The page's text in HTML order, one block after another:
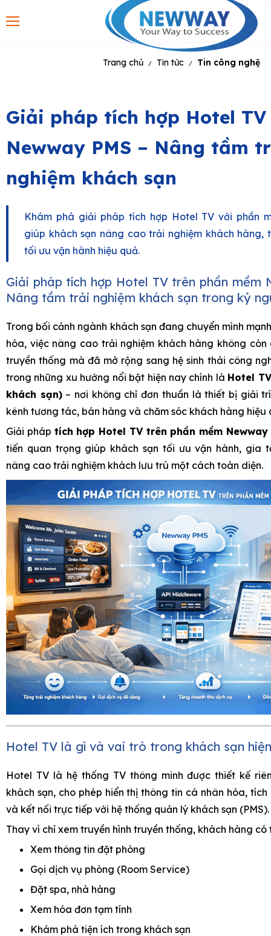
Trang chủ / Tin tức / Tin công nghệ
Giải pháp tích hợp Hotel
Newway PMS – Nâng tầm
nghiệm khách sạn
Khám phá giải pháp tích hợp Hotel TV với phần
giúp khách sạn nâng cao trải nghiệm khách hàng,
tối ưu vận hành hiệu quả.
Giải pháp tích hợp Hotel TV trên phần mềm
Nâng tầm trải nghiệm khách sạn trong kỷ
Trong bối cảnh ngành khách sạn đang chuyển mình
hóa, việc nâng cao trải nghiệm khách hàng không
truyền thống mà đã mở rộng sang hệ sinh thái công
trong những xu hướng nổi bật hiện nay chính là Hotel
khách sạn)– nơi không chỉ đơn thuần là thiết bị giải
kênh tương tác, bán hàng và chăm sóc khách hàng hiệu
Giải pháp tích hợp Hotel TV trên phần mềm Newway
tiến quan trọng giúp khách sạn tối ưu vận hành, gia
nâng cao trải nghiệm khách lưu trú một cách toàn diện.
Hotel TV là gì và vai trò trong khách sạn
Hotel TV là hệ thống TV thông minh được thiết kế
khách sạn, cho phép hiển thị thông tin cá nhân hóa,
và kết nối trực tiếp với hệ thống quản lý khách sạn (PMS).
Thay vì chỉ xem truyền hình truyền thống, khách hàng có
Xem thông tin đặt phòng
Gọi dịch vụ phòng (Room Service)
Đặt spa, nhà hàng
Xem hóa đơn tạm tính
Khám phá tiện ích trong khách sạn